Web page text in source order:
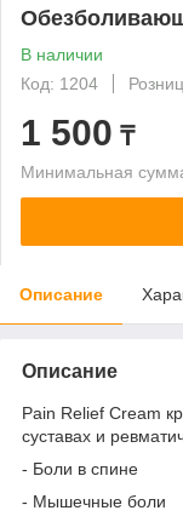
В наличии
Код: 1204
1 500 ₸
Минимальная
Описание
Описание
Pain Relief Cream
суставах и
- Боли в спине
- Мышечные боли